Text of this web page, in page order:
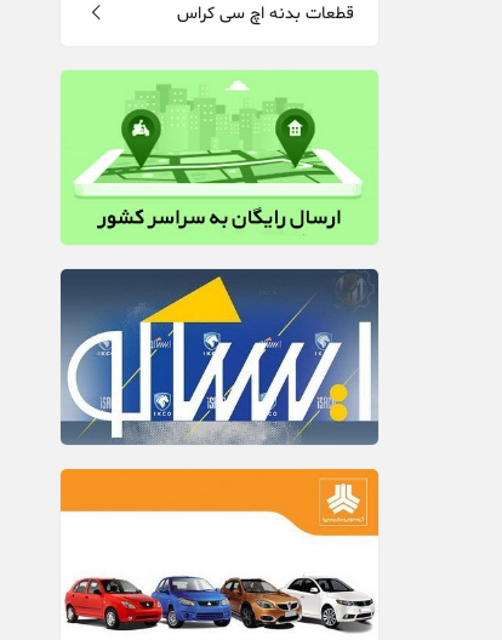
قطعات بدنه اچ سی کراس